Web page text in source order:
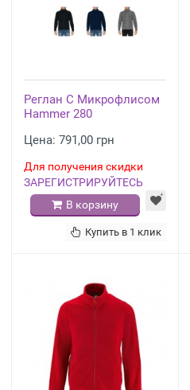
Реглан С Микрофлисом
Hammer 280
Цена: 791,00 грн
Для получения скидки
ЗАРЕГИСТРИРУЙТЕСЬ
В корзину
Купить в 1 клик